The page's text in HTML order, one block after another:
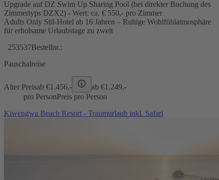
Upgrade auf DZ Swim Up Sharing Pool (bei direkter Buchung des
Zimmertyps DZX2) - Wert: ca. € 550,- pro Zimmer
Adults Only Stil-Hotel ab 16 Jahren – Ruhige Wohlfühlatmosphäre
für erholsame Urlaubstage zu zweit
253537Bestellnr.:
Pauschalreise
Alter Preisab €1.456,- ab €1.249,-
pro PersonPreis pro Person
Kiwengwa Beach Resort - Traumurlaub inkl. Safari